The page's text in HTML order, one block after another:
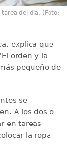
del día. (Foto:
explica que
orden y la
pequeño de
se
A los dos o
en tareas
la ropa